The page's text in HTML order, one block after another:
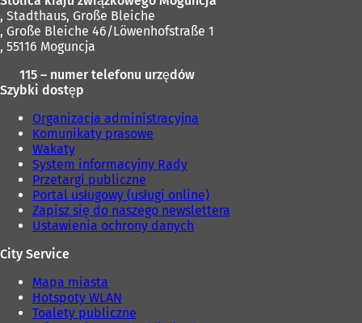
, Stadthaus, Große Bleiche
, Große Bleiche 46/Löwenhofstraße 1
, 55116 Moguncja
115 – numer telefonu urzędów
Szybki dostęp
Organizacja administracyjna
Komunikaty prasowe
Wakaty
System informacyjny Rady
Przetargi publiczne
Portal usługowy (usługi online)
Zapisz się do naszego newslettera
Ustawienia ochrony danych
City Service
Mapa miasta
Hotspoty WLAN
Toalety publiczne